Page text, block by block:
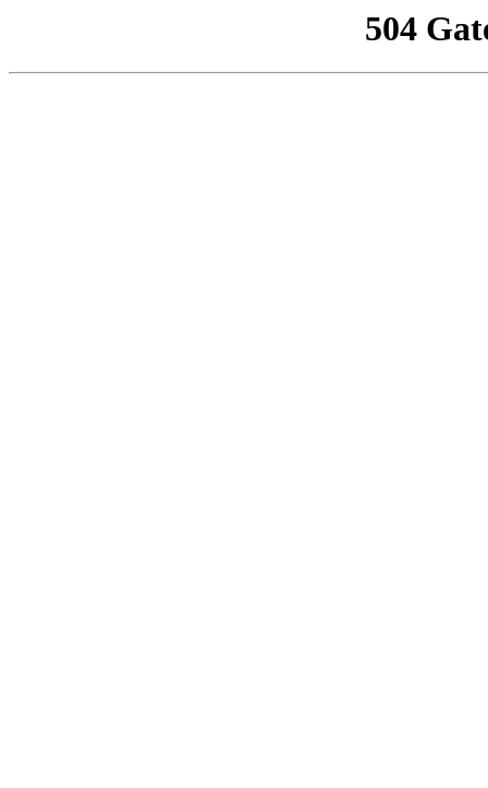
504